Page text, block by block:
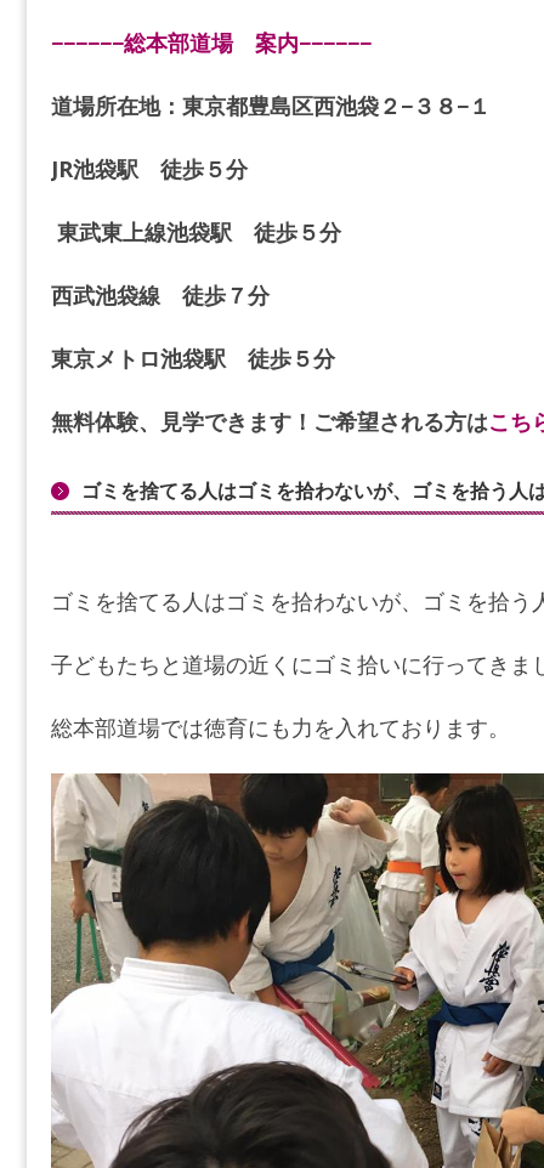
−−−−−−総本部道場 案内−−−−−−
道場所在地：東京都豊島区西池袋２−３８−１
JR池袋駅 徒歩５分
東武東上線池袋駅 徒歩５分
西武池袋線 徒歩７分
東京メトロ池袋駅 徒歩５分
無料体験、見学できます！ご希望される方はこち
ゴミを捨てる人はゴミを拾わないが、ゴミを拾う人
ゴミを捨てる人はゴミを拾わないが、ゴミを拾う
子どもたちと道場の近くにゴミ拾いに行ってきま
総本部道場では徳育にも力を入れております。